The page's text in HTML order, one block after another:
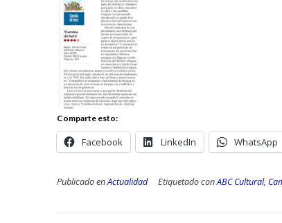
Comparte esto:
Facebook LinkedIn WhatsApp
Publicado enActualidad Etiquetado conABC Cultural,